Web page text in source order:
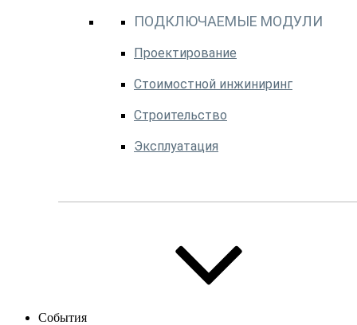
ПОДКЛЮЧАЕМЫЕ МОДУЛИ
Проектирование
Стоимостной инжиниринг
Строительство
Эксплуатация
События